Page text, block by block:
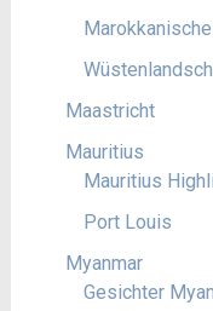
Maastricht
Mauritius
Mauritius
Port Louis
Myanmar
Gesichter